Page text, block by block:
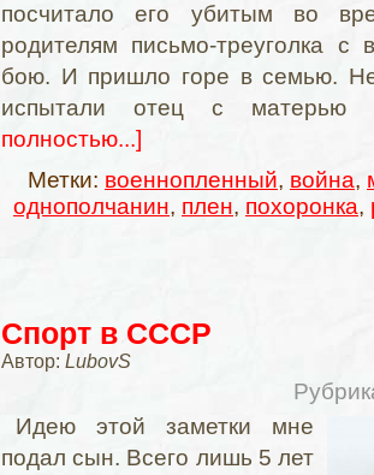
посчитало его убитым во
родителям письмо-треуголка
бою. И пришло горе в семью.
испытали отец с матерью
полностью...]
Метки: военнопленный, война,
однополчанин, плен, похоронка,
Спорт в СССР
Автор: LubovS
Идею этой заметки мне
подал сын. Всего лишь 5 лет